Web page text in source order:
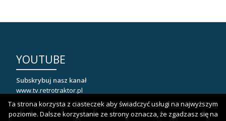
YOUTUBE
Subskrybuj nasz kanał
www.tv.retrotraktor.pl
Ta strona korzysta z ciasteczek aby świadczyć usługi na najwyższym
poziomie. Dalsze korzystanie ze strony oznacza, że zgadzasz się na